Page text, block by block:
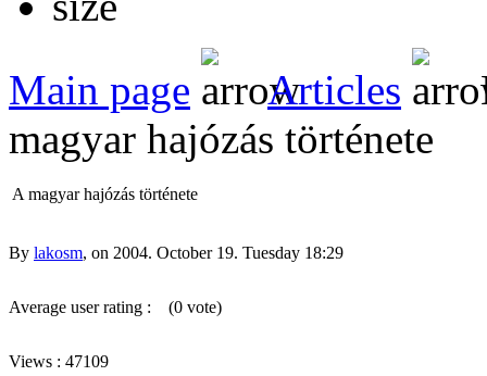
Main page Articles
magyar hajózás története
A magyar hajózás története
By lakosm, on 2004. October 19. Tuesday 18:29
Average user rating : (0 vote)
Views : 47109